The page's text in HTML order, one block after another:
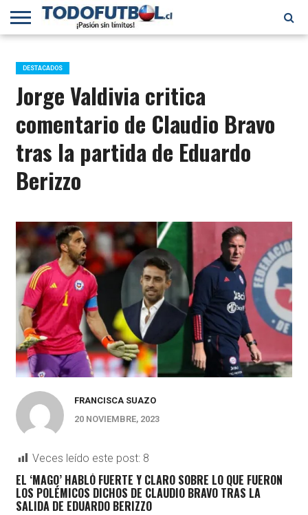
PRIMERA
B
SELECCIÓN
CHILENA
CHILENOS
EN EL
MUNDO
FÚTBOL
INTERNACIONAL
DESTACADOS
Jorge Valdivia critica
comentario de Claudio Bravo
tras la partida de Eduardo
Berizzo
FRANCISCA SUAZO
20 NOVIEMBRE, 2023
Veces leído este post: 8
EL ‘MAGO’ HABLÓ FUERTE Y CLARO SOBRE LO QUE FUERON
LOS POLÉMICOS DICHOS DE CLAUDIO BRAVO TRAS LA
SALIDA DE EDUARDO BERIZZO